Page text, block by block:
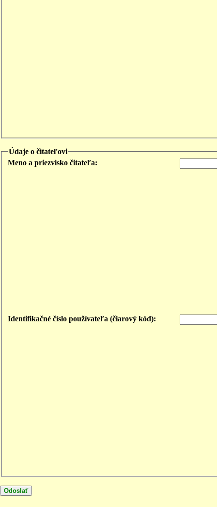
Údaje o čitateľovi
Meno a priezvisko čitateľa:
Identifikačné číslo používateľa (čiarový kód):